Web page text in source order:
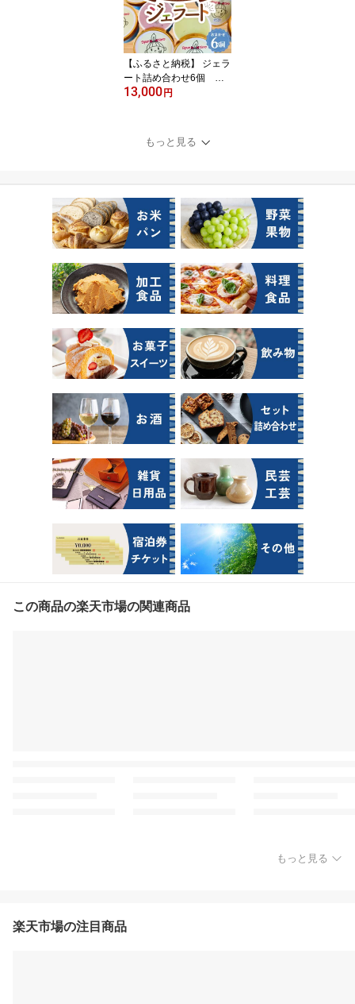
ストビーフ 揚げ物 美味
しい 送料無料 大阪府 No.
313
【ふるさと納税】 ジェラ
ート詰め合わせ6個 計6
00g ／ ミルク ジェラー
ス 詰め合わせ お取り寄
せ スイーツ ご当地 デザ
13,000円
もっと見る
この商品の楽天市場の関連商品
もっと見る
楽天市場の注目商品